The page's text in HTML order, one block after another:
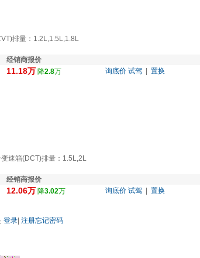
排量：1.2L,1.5L,1.8L
经销商报价
11.18万 降2.8万 询底价 试驾 置换
速箱(DCT)排量：1.5L,2L
经销商报价
12.06万 降3.02万 询底价 试驾 置换
登录 注册忘记密码